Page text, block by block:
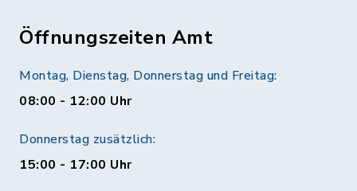
Öffnungszeiten Amt
Montag, Dienstag, Donnerstag und Freitag:
08:00 - 12:00 Uhr
Donnerstag zusätzlich:
15:00 - 17:00 Uhr